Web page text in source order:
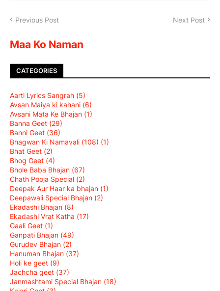
Previous Post Next Post
Maa Ko Naman
CATEGORIES
Aarti Lyrics Sangrah (5)
Avsan Maiya ki kahani (6)
Avsani Mata Ke Bhajan (1)
Banna Geet (29)
Banni Geet (36)
Bhagwan Ki Namavali (108) (1)
Bhat Geet (2)
Bhog Geet (4)
Bhole Baba Bhajan (67)
Chath Pooja Special (2)
Deepak Aur Haar ka bhajan (1)
Deepawali Special Bhajan (2)
Ekadashi Bhajan (8)
Ekadashi Vrat Katha (17)
Gaali Geet (1)
Ganpati Bhajan (49)
Gurudev Bhajan (2)
Hanuman Bhajan (37)
Holi ke geet (9)
Jachcha geet (37)
Janmashtami Special Bhajan (18)